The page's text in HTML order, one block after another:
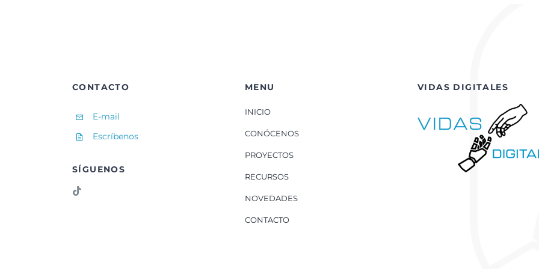
CONTACTO
E-mail
Escríbenos
SÍGUENOS
MENU
INICIO
CONÓCENOS
PROYECTOS
RECURSOS
NOVEDADES
CONTACTO
VIDAS DIGITALES